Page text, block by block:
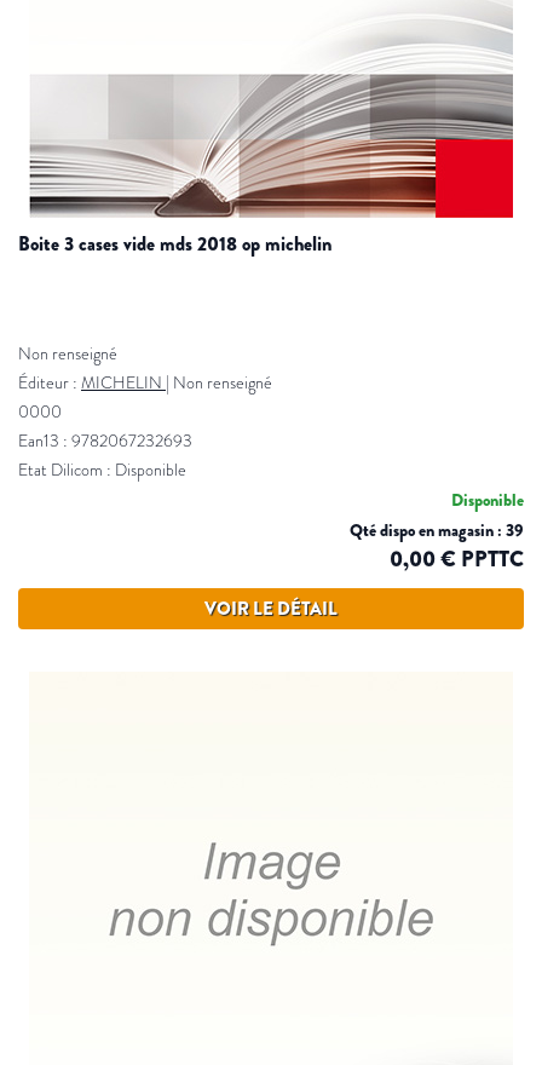
boite 3 cases vide mds 2018 op michelin
Non renseigné
Éditeur : MICHELIN | Non renseigné
0000
Ean13 : 9782067232693
Etat Dilicom : Disponible
Disponible
Qté dispo en magasin : 39
0,00 € PPTTC
VOIR LE DÉTAIL